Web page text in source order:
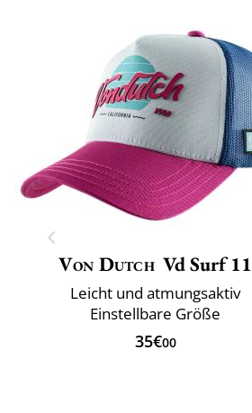
Von Dutch Vd Surf 11
Leicht und atmungsaktiv
Einstellbare Größe
35€00